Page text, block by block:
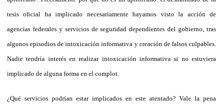
tesis oficial ha implicado necesariamente hayamos visto la acción de
agencias federales y servicios de seguridad dependientes del gobierno, tras
algunos episodios de intoxicación informativa y creación de falsos culpables.
Nadie tendría interés en realizar intoxicación informativa si no estuviera
implicado de alguna forma en el complot.
¿Qué servicios podrían estar implicados en este atentado? Vale la pena